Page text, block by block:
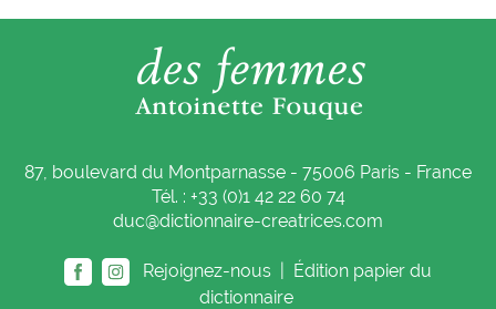
87, boulevard du Montparnasse - 75006 Paris - France
Tél. : +33 (0)1 42 22 60 74
duc@dictionnaire-creatrices.com
Rejoignez-nous |
Édition papier du
dictionnaire